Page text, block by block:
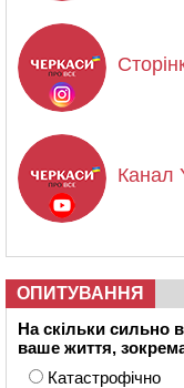
Канал
ОПИТУВАННЯ
На скільки сильно
ваше життя,
Катастрофічно